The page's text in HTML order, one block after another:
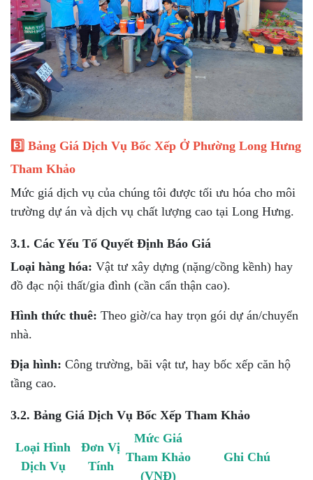
3️⃣ Bảng Giá Dịch Vụ Bốc Xếp Ở Phường Long Hưng
Tham Khảo
Mức giá dịch vụ của chúng tôi được tối ưu hóa cho môi
trường dự án và dịch vụ chất lượng cao tại Long Hưng.
3.1. Các Yếu Tố Quyết Định Báo Giá
Loại hàng hóa: Vật tư xây dựng (nặng/cồng kềnh) hay
đồ đạc nội thất/gia đình (cần cẩn thận cao).
Hình thức thuê: Theo giờ/ca hay trọn gói dự án/chuyển
nhà.
Địa hình: Công trường, bãi vật tư, hay bốc xếp căn hộ
tầng cao.
3.2. Bảng Giá Dịch Vụ Bốc Xếp Tham Khảo
Loại Hình
Dịch Vụ
Đơn Vị
Tính
Mức Giá
Tham Khảo
(VNĐ)
Ghi Chú